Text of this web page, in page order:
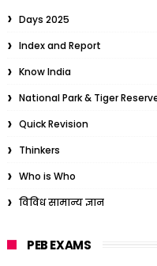
Days 2025
Index and Report
Know India
National Park & Tiger
Quick Revision
Thinkers
Who is Who
विविध सामान्य ज्ञान
PEB EXAMS